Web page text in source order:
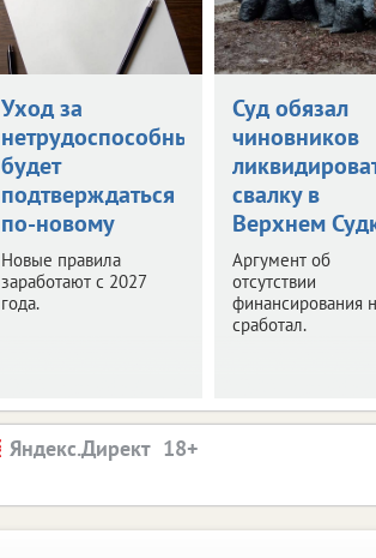
Уход за
нетрудоспособными
будет
подтверждаться
по-новому
Новые правила
заработают с 2027
года.
Суд обязал
чиновников
свалку в
Верхнем
Аргумент об
отсутствии
финансирования
сработал.
Яндекс.Директ